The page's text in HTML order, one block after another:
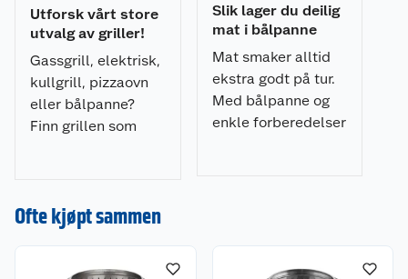
FCC Volcano båltønne serien
Volcano serien består av rentbrennende
båltønner i ulike størrelser som er designet på
den måten at den gir deg mindre røyk og mer
levende og rene flammer. I serien er det også
møbler og en rekke tilbørsprodukter som er
skreddersydd for hver strørrelse av båltønnene.
Utforsk vårt store
utvalg av griller!
Gassgrill, elektrisk,
kullgrill, pizzaovn
eller bålpanne?
Finn grillen som
Slik lager du deilig
mat i bålpanne
Mat smaker alltid
ekstra godt på tur.
Med bålpanne og
enkle forberedelser
Ofte kjøpt sammen